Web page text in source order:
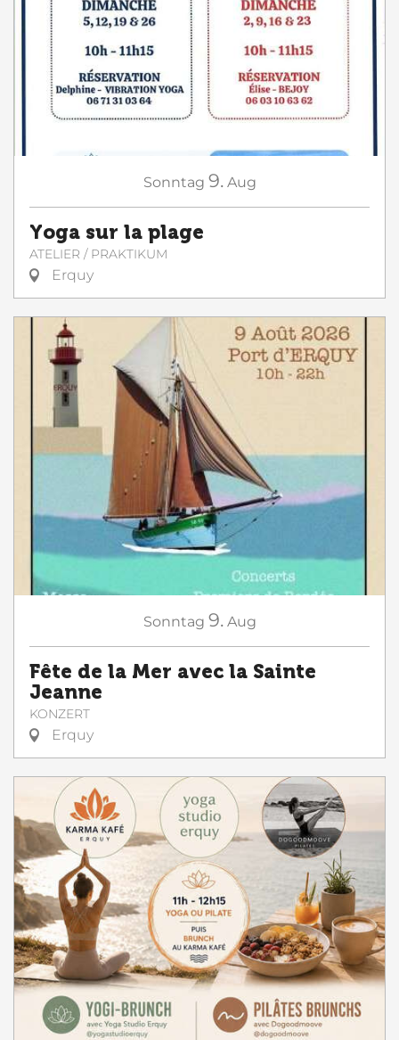
Sonntag 9. Aug
Yoga sur la plage
ATELIER / PRAKTIKUM
Erquy
Sonntag 9. Aug
Fête de la Mer avec la Sainte
Jeanne
KONZERT
Erquy